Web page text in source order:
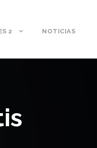
2 NOTICIAS